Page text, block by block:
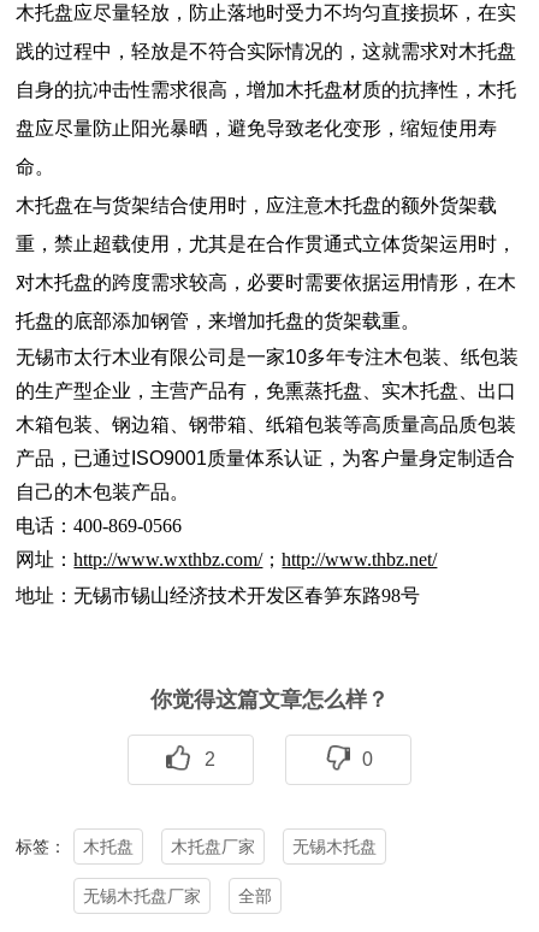
木托盘应尽量轻放，防止落地时受力不均匀直接损坏，在实
践的过程中，轻放是不符合实际情况的，这就需求对木托盘
自身的抗冲击性需求很高，增加木托盘材质的抗摔性，木托
盘应尽量防止阳光暴晒，避免导致老化变形，缩短使用寿
命。
木托盘在与货架结合使用时，应注意木托盘的额外货架载
重，禁止超载使用，尤其是在合作贯通式立体货架运用时，
对木托盘的跨度需求较高，必要时需要依据运用情形，在木
托盘的底部添加钢管，来增加托盘的货架载重。
无锡市太行木业有限公司是一家10多年专注木包装、纸包装
的生产型企业，主营产品有， 免熏蒸托盘 、实木托盘 、出口
木箱包装、钢边箱、钢带箱、纸箱包装等高质量高品质包装
产品，已通过ISO9001质量体系认证，为客户量身定制适合
自己的木包装产品。
电话：400-869-0566
网址：http://www.wxthbz.com/；http://www.thbz.net/
地址：无锡市锡山经济技术开发区春笋东路98号
你觉得这篇文章怎么样？
2 0
标签： 木托盘 木托盘厂家 无锡木托盘
无锡木托盘厂家 全部